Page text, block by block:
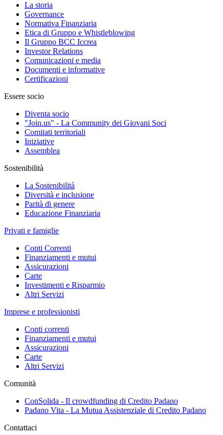
La storia
Governance
Normativa Finanziaria
Etica di Gruppo e Whistleblowing
Il Gruppo BCC Iccrea
Investor Relations
Comunicazioni e media
Documenti e informative
Certificazioni
Essere socio
Diventa socio
"Join.us" - La Community dei Giovani Soci
Comitati territoriali
Iniziative
Assemblea
Sostenibilità
La Sostenibilità
Diversità e inclusione
Parità di genere
Educazione Finanziaria
Privati e famiglie
Conti Correnti
Finanziamenti e mutui
Assicurazioni
Carte
Investimenti e Risparmio
Altri Servizi
Imprese e professionisti
Conti correnti
Finanziamenti e mutui
Assicurazioni
Carte
Altri Servizi
Comunità
ConSolida - Il crowdfunding di Credito Padano
Padano Vita - La Mutua Assistenziale di Credito Padano
Contattaci